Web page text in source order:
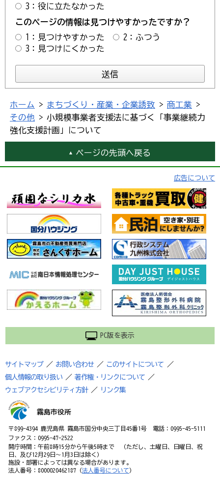
3：役に立たなかった
このページの情報は見つけやすかったですか？
1：見つけやすかった
2：ふつう
3：見つけにくかった
ホーム > まちづくり・産業・企業誘致 > 商工業 >
その他 > 小規模事業者支援法に基づく「事業継続力
強化支援計画」について
ページの先頭へ戻る
広告について
PC版を表示
サイトマップ ／ お問い合わせ ／ このサイトについて
／
個人情報の取り扱い
／ 著作権・リンクについて
／
ウェブアクセシビリティ方針
／ リンク集
霧島市役所
〒899-4394 鹿児島県 霧島市国分中央三丁目45番1号 電話：0995-45-5111
ファクス：0995-47-2522
開庁時間：午前8時15分から午後5時まで （ただし、土曜日、日曜日、祝
日、及び12月29日～1月3日は除く）
施設・部署によっては異なる場合があります。
法人番号：8000020462187（法人番号について）